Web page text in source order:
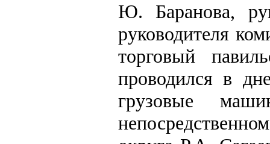
Ю. Баранова,
руководителя
торговый
проводился в
грузовые